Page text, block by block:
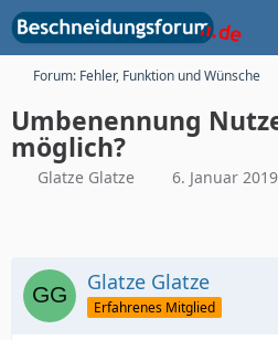
Forum: Fehler, Funktion und Wünsche
Umbenennung
möglich?
Glatze Glatze 6. Januar
Glatze Glatze
Erfahrenes Mitglied